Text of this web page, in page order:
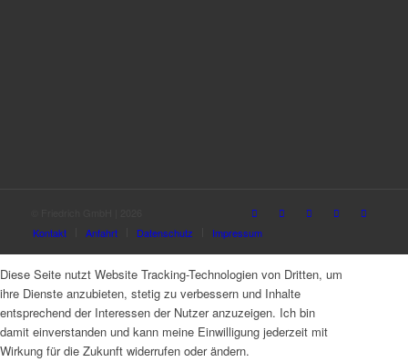
Kontakt
Anfahrt Datenschutz Impressum
Diese Seite nutzt Website Tracking-Technologien von Dritten, um
ihre Dienste anzubieten, stetig zu verbessern und Inhalte
entsprechend der Interessen der Nutzer anzuzeigen. Ich bin
damit einverstanden und kann meine Einwilligung jederzeit mit
Wirkung für die Zukunft widerrufen oder ändern.